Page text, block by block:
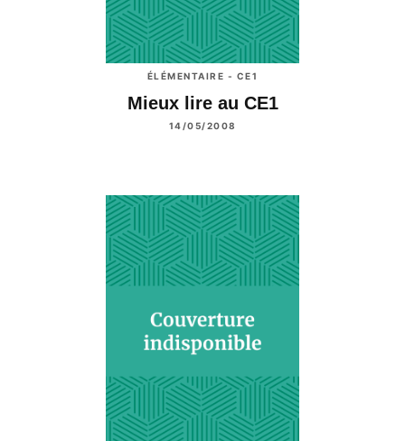
ÉLÉMENTAIRE - CE1
Mieux lire au CE1
14/05/2008